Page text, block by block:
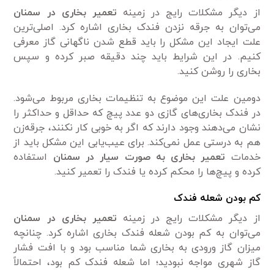
از دیگر مشکلات رایج در زمینه تعمیر بخاری در سمنان
می‌توان به جرقه نزدن فندک بخاری اشاره کرد. اصلی‌ترین
علت ایجاد این مشکل را باید قطع شدن ناگهانی گاز معرفی
کنیم. در این شرایط باید چند دقیقه صبر کرده و سپس
بخاری را روشن کنید.
دومین علت این موضوع به تنظیمات بخاری مربوط می‌شود.
در فندک بخاری‌های گازی دو عدد پیچ که حداقل و حداکثر را
نشان می‌دهند وجود دارند که اگر به خوبی کار نکنند، جرقه‌زن
هم به درستی عمل نمی‌کند. برای عیب‌یابی این مشکل باید از
خدمات تعمیر بخاری به صورت سیار در سمنان استفاده
کرده و پیچ‌ها را محکم کرده یا فندک را تعمیر کنید.
کم بودن شعله فندک
از دیگر مشکلات رایج در زمینه تعمیر بخاری در سمنان
می‌توان به کم بودن شعله فندک بخاری اشاره کرد. چنانچه
میزان گاز ورودی به بخاری شما مناسب بود و با افت فشار
گاز شهری مواجه نبودید؛ اما شعله فندک کم بود، احتمالاً